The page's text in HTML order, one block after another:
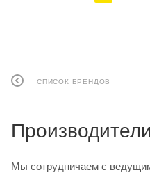
СПИСОК БРЕНДОВ
Производители
Мы сотрудничаем с